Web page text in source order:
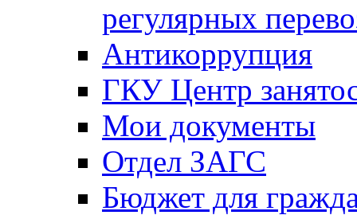
регулярных
Антикоррупция
ГКУ Центр
Мои документы
Отдел ЗАГС
Бюджет для